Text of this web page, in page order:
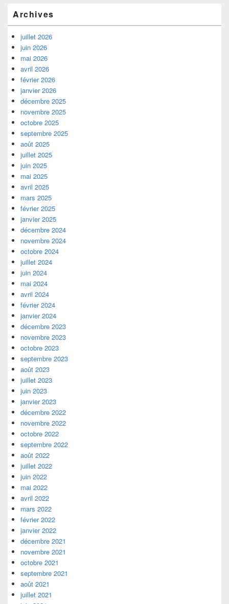
Archives
juillet 2026
juin 2026
mai 2026
avril 2026
février 2026
janvier 2026
décembre 2025
novembre 2025
octobre 2025
septembre 2025
août 2025
juillet 2025
juin 2025
mai 2025
avril 2025
mars 2025
février 2025
janvier 2025
décembre 2024
novembre 2024
octobre 2024
juillet 2024
juin 2024
mai 2024
avril 2024
février 2024
janvier 2024
décembre 2023
novembre 2023
octobre 2023
septembre 2023
août 2023
juillet 2023
juin 2023
janvier 2023
décembre 2022
novembre 2022
octobre 2022
septembre 2022
août 2022
juillet 2022
juin 2022
mai 2022
avril 2022
mars 2022
février 2022
janvier 2022
décembre 2021
novembre 2021
octobre 2021
septembre 2021
août 2021
juillet 2021